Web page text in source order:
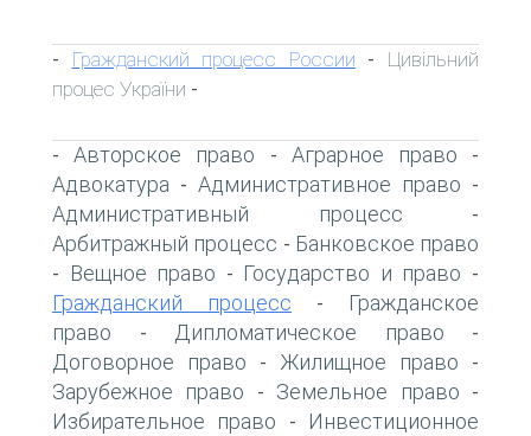
- Гражданский процесс России - Цивільний
процес України -
-Авторское право - Аграрное право -
Адвокатура - Административное право -
Административный процесс -
Арбитражный процесс - Банковское право
- Вещное право - Государство и право -
Гражданский процесс -
Гражданское
право - Дипломатическое право -
Договорное право - Жилищное право -
Зарубежное право - Земельное право -
Избирательное право -
Инвестиционное